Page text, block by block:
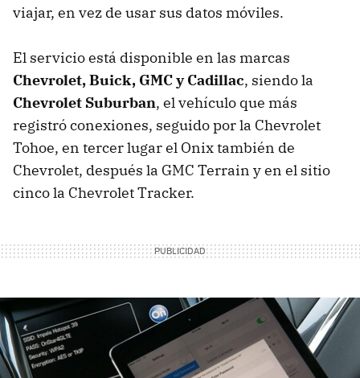
viajar, en vez de usar sus datos móviles.
El servicio está disponible en las marcas
Chevrolet, Buick, GMC y Cadillac, siendo la
Chevrolet Suburban, el vehículo que más
registró conexiones, seguido por la Chevrolet
Tohoe, en tercer lugar el Onix también de
Chevrolet, después la GMC Terrain y en el sitio
cinco la Chevrolet Tracker.